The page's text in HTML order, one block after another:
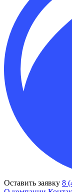
Оставить заявку 8